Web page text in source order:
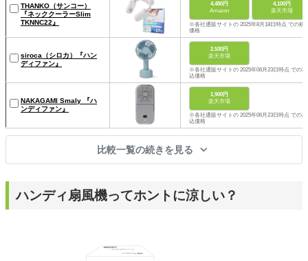
THANKO（サンコー）
『ネッククーラーSlim
TKNNC22』
4,480円
Amazon
4,100円
楽天市場
※各社通販サイトの 2025年8月18日時点 での税
価格
siroca（シロカ）『ハン
ディファン』
2,530円
楽天市場
※各社通販サイトの 2025年06月23日時点 での税
込価格
NAKAGAMI Smaly 『ハ
ンディファン』
1,900円
楽天市場
※各社通販サイトの 2025年06月23日時点 での税
込価格
比較一覧の続きを見る
ハンディ扇風機ってホントに涼しい？